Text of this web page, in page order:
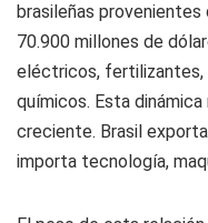
brasileñas provenientes
70.900 millones de
eléctricos, fertilizantes,
químicos. Esta
creciente. Brasil
importa tecnología,